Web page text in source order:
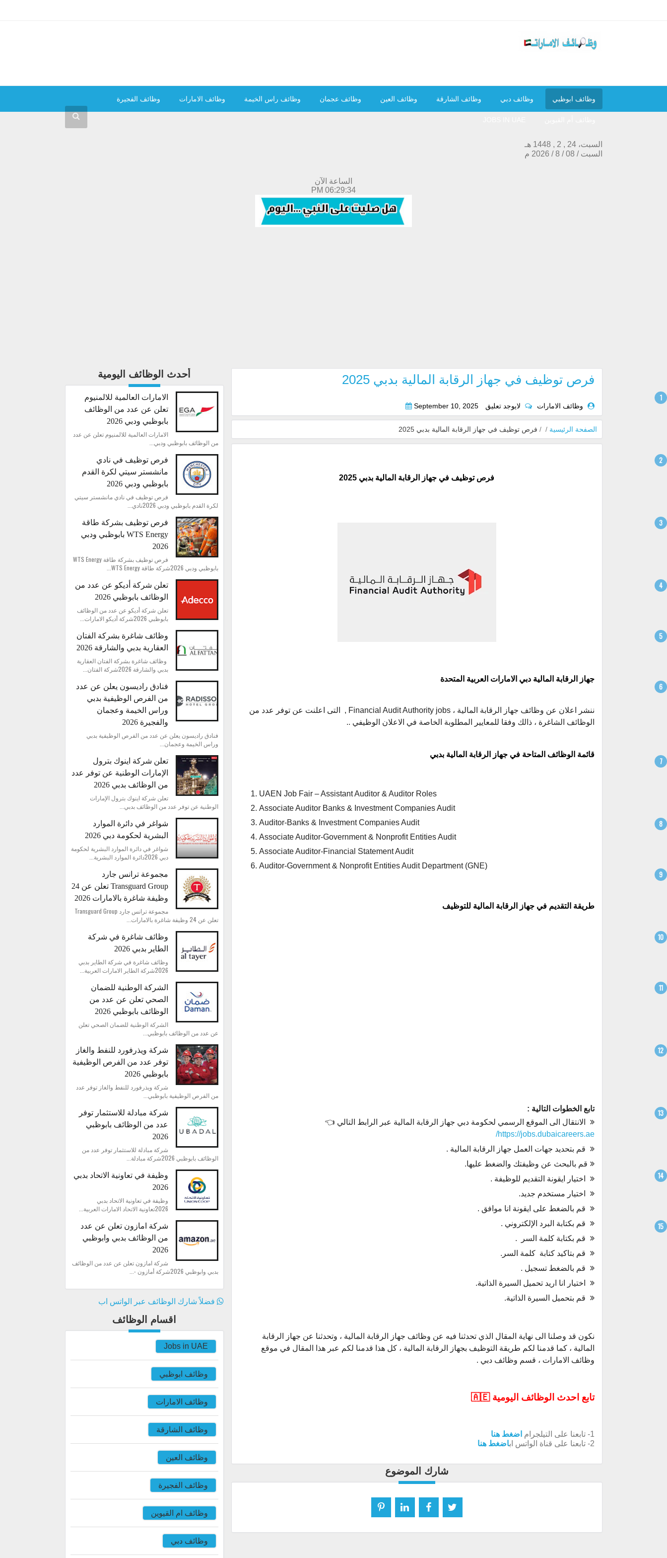
وظائف ابوظبي وظائف دبي وظائف الشارقة وظائف العين وظائف عجمان وظائف راس الخيمة وظائف الامارات وظائف الفجيرة
السبت، 24 , 2 , 1448 هـ
السبت /
08
/
8
/
2026 م
الساعة الآن
06:29:35 PM
فرص توظيف في جهاز الرقابة المالية بدبي 2025
وظائف الامارات لايوجد تعليق September 10, 2025
الصفحة الرئيسية /
/ فرص توظيف في جهاز الرقابة المالية بدبي 2025
فرص توظيف في جهاز الرقابة المالية بدبي 2025
جهاز الرقابة المالية دبي الامارات العربية المتحدة
ننشر اعلان عن وظائف جهاز الرقابة المالية ، Financial Audit Authority jobs , التى اعلنت عن توفر عدد من
الوظائف الشاغرة ، ذالك وفقا للمعايير المطلوبة الخاصة في الاعلان الوظيفي ..
قائمة الوظائف المتاحة في جهاز الرقابة المالية بدبي
UAEN Job Fair – Assistant Auditor & Auditor Roles
Associate Auditor Banks & Investment Companies Audit
Auditor-Banks & Investment Companies Audit
Associate Auditor-Government & Nonprofit Entities Audit
Associate Auditor-Financial Statement Audit
Auditor-Government & Nonprofit Entities Audit Department (GNE)
طريقة التقديم في جهاز الرقابة المالية للتوظيف
تابع الخطوات التالية :
الانتقال الى الموقع الرسمي لحكومة دبي جهاز الرقابة المالية عبر الرابط التالي 👈
https://jobs.dubaicareers.ae/
قم بتحديد جهات العمل جهاز الرقابة المالية .
قم بالبحث عن وظيفتك والضغط عليها.
اختيار ايقونة التقديم للوظيفة .
اختيار مستخدم جديد.
قم بالضغط على ايقونة انا موافق .
قم بكتابة البرد الإلكتروني .
قم بكتابة كلمة السر
.
قم بتاكيد كتابة كلمة السر.
قم بالضغط تسجيل .
اختيار انا اريد تحميل السيرة الذاتية.
قم بتحميل السيرة الذاتية.
نكون قد وصلنا الى نهاية المقال الذي تحدثنا فيه عن وظائف جهاز الرقابة المالية ، وتحدثنا عن جهاز الرقابة
المالية ، كما قدمنا لكم طريقة التوظيف بجهاز الرقابة المالية ، كل هذا قدمنا لكم عبر هذا المقال في موقع
وظائف الامارات ، قسم وظائف دبي .
تابع احدث الوظائف اليومية 🇦🇪
1- تابعنا على التيلجرام
اضغط هنا
2- تابعنا على قناة الواتس اب
اضغط هنا
شارك الموضوع
أحدث الوظائف اليومية
الامارات العالمية للالمنيوم
تعلن عن عدد من الوظائف
بابوظبي ودبي 2026
الامارات العالمية للالمنيوم تعلن عن عدد
من الوظائف بابوظبي ودبي...
فرص توظيف في نادي
مانشستر سيتي لكرة القدم
بابوظبي ودبي 2026
فرص توظيف في نادي مانشستر سيتي
لكرة القدم بابوظبي ودبي 2026نادي...
فرص توظيف بشركة طاقة
WTS Energy بابوظبي ودبي
2026
فرص توظيف بشركة طاقة WTS Energy
بابوظبي ودبي 2026شركة طاقة WTS Energy...
تعلن شركة أديكو عن عدد من
الوظائف بابوظبي 2026
تعلن شركة أديكو عن عدد من الوظائف
بابوظبي 2026شركة أديكو الامارات...
وظائف شاغرة بشركة الفتان
العقارية بدبي والشارقة 2026
وظائف شاغرة بشركة الفتان العقارية
بدبي والشارقة 2026شركة الفتان...
فنادق راديسون يعلن عن عدد
من الفرص الوظيفية بدبي
وراس الخيمة وعجمان
والفجيرة 2026
فنادق راديسون يعلن عن عدد من الفرص الوظيفية بدبي
وراس الخيمة وعجمان...
تعلن شركة اينوك بترول
الإمارات الوطنية عن توفر عدد
من الوظائف بدبي 2026
تعلن شركة اينوك بترول الإمارات
الوطنية عن توفر عدد من الوظائف بدبي...
شواغر في دائرة الموارد
البشرية لحكومة دبي 2026
شواغر في دائرة الموارد البشرية لحكومة
دبي 2026دائرة الموارد البشرية...
مجموعة ترانس جارد
Transguard Group تعلن عن 24
وظيفة شاغرة بالامارات 2026
مجموعة ترانس جارد Transguard Group
تعلن عن 24 وظيفة شاغرة بالامارات...
وظائف شاغرة في شركة
الطاير بدبي 2026
وظائف شاغرة في شركة الطاير بدبي
2026شركة الطاير الامارات العربية...
الشركة الوطنية للضمان
الصحي تعلن عن عدد من
الوظائف بابوظبي 2026
الشركة الوطنية للضمان الصحي تعلن
عن عدد من الوظائف بابوظبي...
شركة ويذرفورد للنفط والغاز
توفر عدد من الفرص الوظيفية
بابوظبي 2026
شركة ويذرفورد للنفط والغاز توفر عدد
من الفرص الوظيفية بابوظبي...
شركة مبادلة للاستثمار توفر
عدد من الوظائف بابوظبي
2026
شركة مبادلة للاستثمار توفر عدد من
الوظائف بابوظبي 2026شركة مبادلة...
وظيفة في تعاونية الاتحاد بدبي
2026
وظيفة في تعاونية الاتحاد بدبي
2026تعاونية الاتحاد الامارات العربية...
شركة امازون تعلن عن عدد
من الوظائف بدبي وابوظبي
2026
شركة امازون تعلن عن عدد من الوظائف
بدبي وابوظبي 2026شركة أمازون -...
فضلاً شارك الوظائف عبر الواتس اب
اقسام الوظائف
Jobs in UAE
وظائف ابوظبي
وظائف الامارات
وظائف الشارقة
وظائف العين
وظائف الفجيرة
وظائف ام القيوين
وظائف دبي